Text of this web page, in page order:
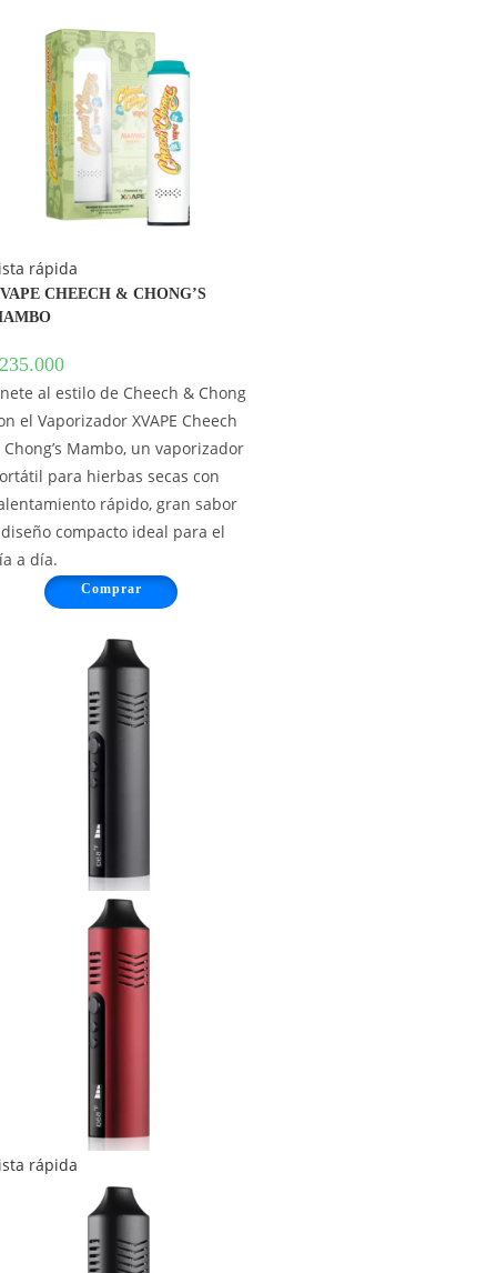
rápida
CHEECH & CHONG’S
235.000
al estilo de Cheech & Chong
el Vaporizador XVAPE Cheech
Chong’s Mambo, un vaporizador
para hierbas secas con
rápido, gran sabor
compacto ideal para el
a día.
Comprar
rápida